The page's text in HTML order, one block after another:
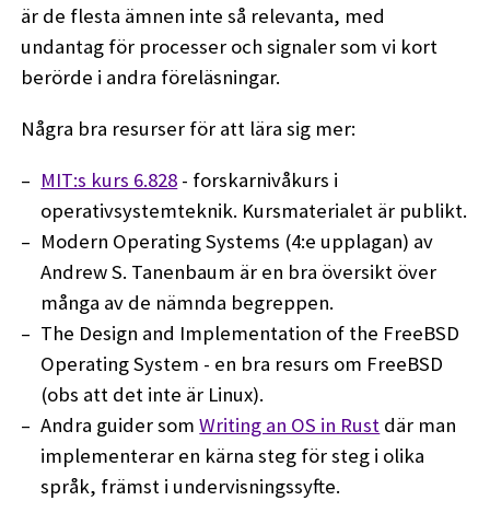
är de flesta ämnen inte så relevanta, med
undantag för processer och signaler som vi kort
berörde i andra föreläsningar.
Några bra resurser för att lära sig mer:
MIT:s kurs 6.828 - forskarnivåkurs i
operativsystemteknik. Kursmaterialet är publikt.
Modern Operating Systems (4:e upplagan) av
Andrew S. Tanenbaum är en bra översikt över
många av de nämnda begreppen.
The Design and Implementation of the FreeBSD
Operating System - en bra resurs om FreeBSD
(obs att det inte är Linux).
Andra guider somWriting an OS in Rust där man
implementerar en kärna steg för steg i olika
språk, främst i undervisningssyfte.